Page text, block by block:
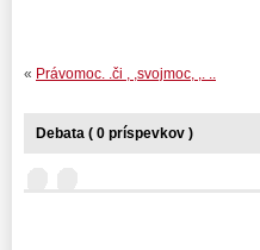
« Právomoc. .či , ,svojmoc, ,. ..
Debata ( 0 príspevkov )